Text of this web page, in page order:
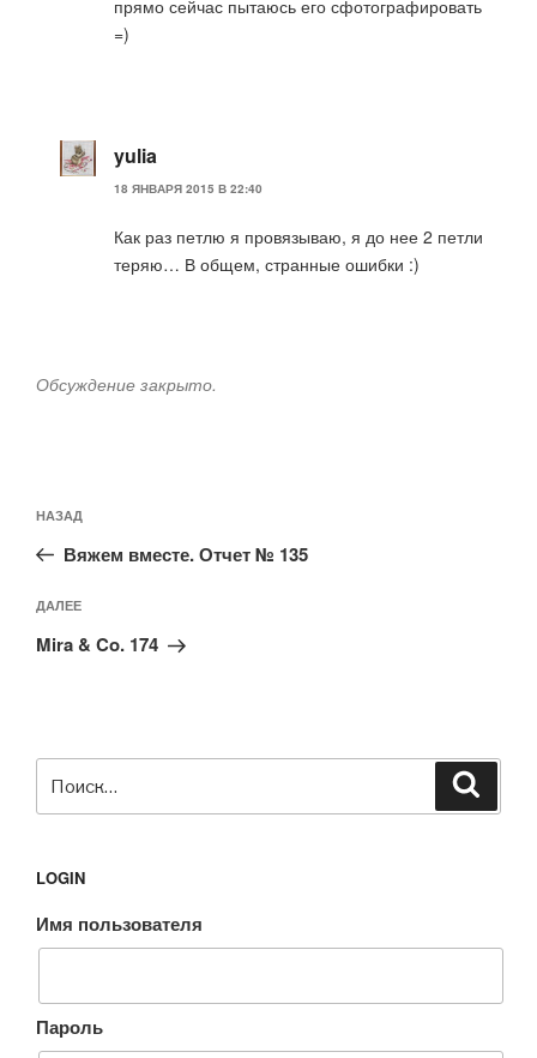
прямо сейчас пытаюсь его сфотографировать
=)
yulia
18 ЯНВАРЯ 2015 В 22:40
Как раз петлю я провязываю, я до нее 2 петли
теряю… В общем, странные ошибки :)
Обсуждение закрыто.
по
записям
Предыдущая
запись:
НАЗАД
Вяжем вместе. Отчет № 135
Следующая
запись
ДАЛЕЕ
Mira & Co. 174
LOGIN
Имя пользователя
Пароль